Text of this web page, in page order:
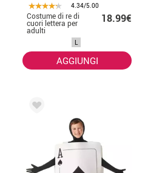
4.34/5.00
Costume di re di
cuori lettera per
adulti
18.99€
L
AGGIUNGI